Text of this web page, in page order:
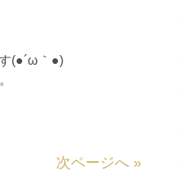
(●´ω｀●)
次ページへ »